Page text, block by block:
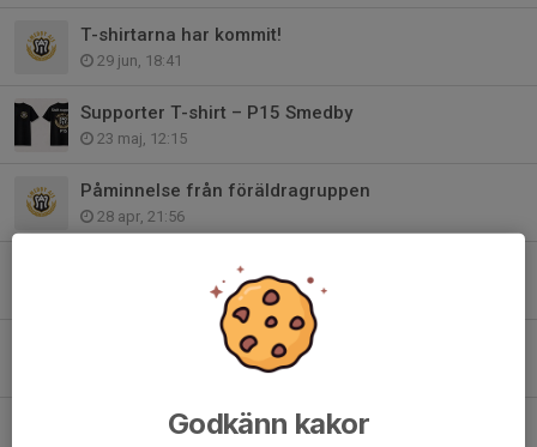
T-shirtarna har kommit!
29 jun, 18:41
Supporter T-shirt – P15 Smedby
23 maj, 12:15
Påminnelse från föräldragruppen
28 apr, 21:56
⚽️ Stötta Smedby AIS P15! ⚽️
Ingen träning ikväll.Godkänn kakor